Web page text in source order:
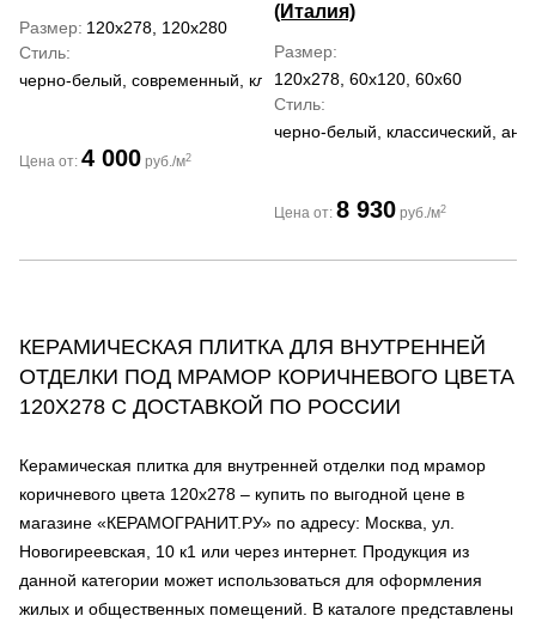
Размер 120x278, 120x280
Стиль
черно-белый, современный, классический
Цена от: 4 000 руб./м2
(Италия)
Размер
120x278, 60x120, 60x60
Стиль
черно-белый, классический,
Цена от: 8 930 руб./м2
КЕРАМИЧЕСКАЯ ПЛИТКА ДЛЯ ВНУТРЕННЕЙ
ОТДЕЛКИ ПОД МРАМОР КОРИЧНЕВОГО ЦВЕТА
120Х278 С ДОСТАВКОЙ ПО РОССИИ
Керамическая плитка для внутренней отделки под мрамор
коричневого цвета 120х278 – купить по выгодной цене в
магазине «КЕРАМОГРАНИТ.РУ» по адресу: Москва, ул.
Новогиреевская, 10 к1 или через интернет. Продукция из
данной категории может использоваться для оформления
жилых и общественных помещений. В каталоге представлены